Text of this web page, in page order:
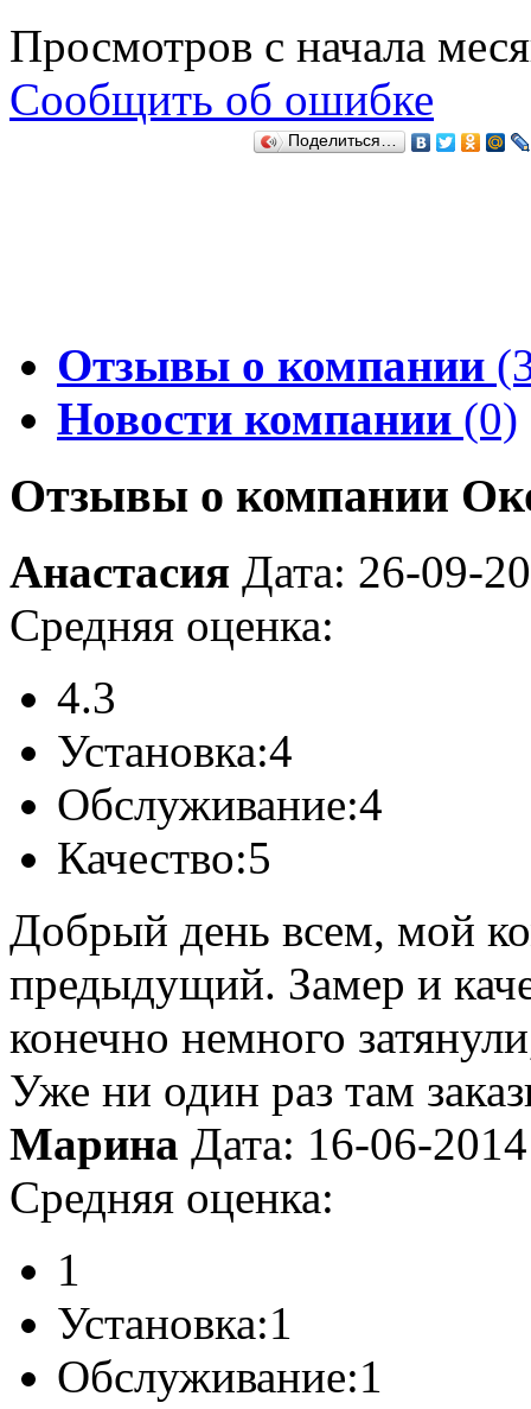
Просмотров с начала
Сообщить об ошибке
Поделиться…
Отзывы о компании
Новости компании (0)
Отзывы о компании
Анастасия Дата: 26-09-
Средняя оценка:
4.3
Установка:4
Обслуживание:4
Качество:5
Добрый день всем, мой
предыдущий. Замер и
конечно немного
Уже ни один раз там
Марина Дата: 16-06-2014
Средняя оценка:
1
Установка:1
Обслуживание:1